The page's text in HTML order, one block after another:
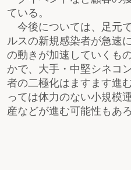
ている。
今後については、足元
ルスの新規感染者が急速
の動きが加速していくも
かで、大手・中堅シネコ
者の二極化はますます進
っては体力のない小規模
産などが進む可能性もあろ